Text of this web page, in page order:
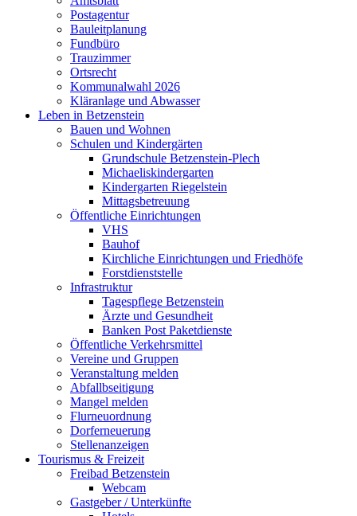
Postagentur
Bauleitplanung
Fundbüro
Trauzimmer
Ortsrecht
Kommunalwahl 2026
Kläranlage und Abwasser
Leben in Betzenstein
Bauen und Wohnen
Schulen und Kindergärten
Grundschule Betzenstein-Plech
Michaeliskindergarten
Kindergarten Riegelstein
Mittagsbetreuung
Öffentliche Einrichtungen
VHS
Bauhof
Kirchliche Einrichtungen und Friedhöfe
Forstdienststelle
Infrastruktur
Tagespflege Betzenstein
Ärzte und Gesundheit
Banken Post Paketdienste
Öffentliche Verkehrsmittel
Vereine und Gruppen
Veranstaltung melden
Abfallbseitigung
Mangel melden
Flurneuordnung
Dorferneuerung
Stellenanzeigen
Tourismus & Freizeit
Freibad Betzenstein
Webcam
Gastgeber / Unterkünfte